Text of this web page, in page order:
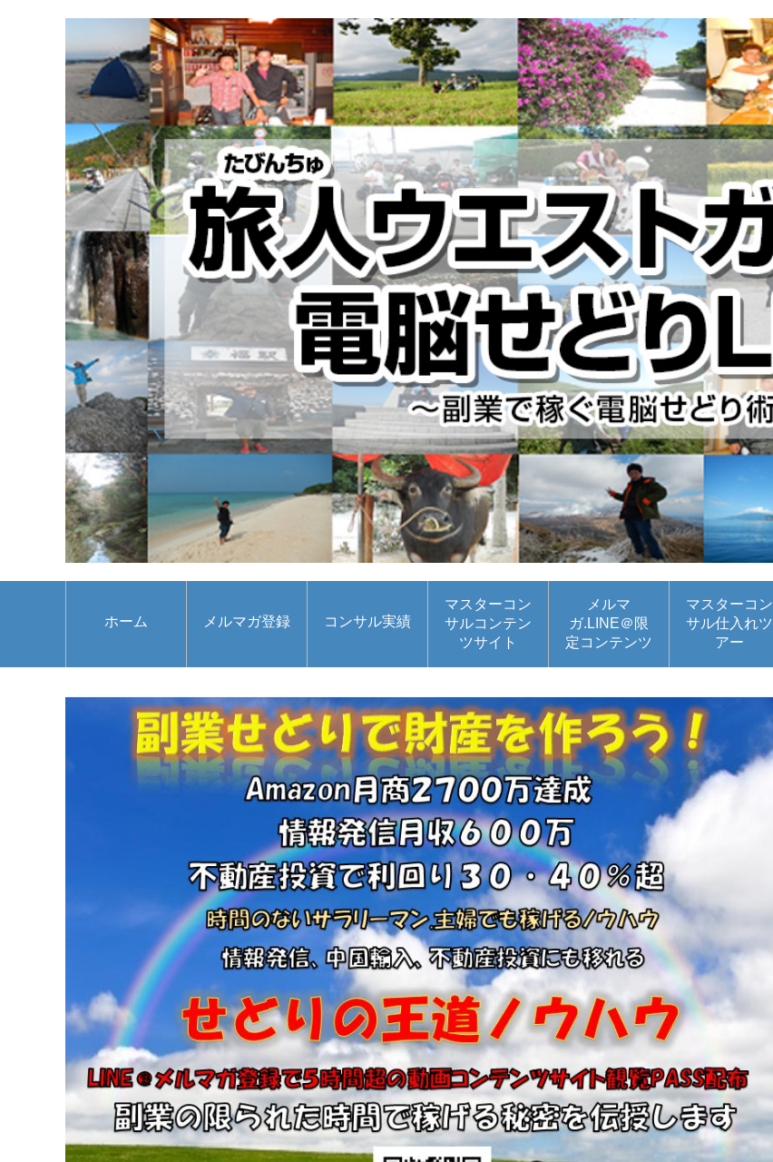
ホーム メルマガ登録 コンサル実績
マスターコン
サルコンテン
ツサイト
メルマ
ガ.LINE＠限
定コンテンツ
マスターコン
サル仕入れツ
アー